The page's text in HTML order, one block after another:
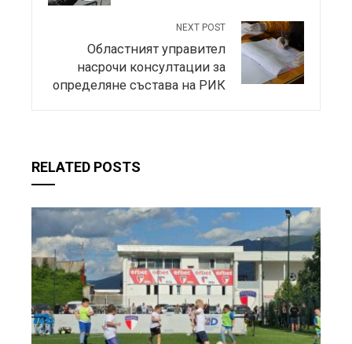
NEXT POST
Областният управител
насрочи консултации за
определяне състава на РИК
RELATED POSTS